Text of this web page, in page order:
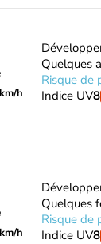
h
Quelques
Risque de
Indice UV8
h
Quelques
Risque de
Indice UV8